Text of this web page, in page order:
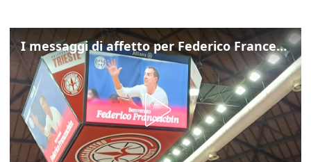
I messaggi di affetto per Federico Franceschin: così il mondo del basket gli è stato accanto fino all’ultimo